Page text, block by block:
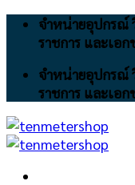
Skip
จำหน่ายอุปกรณ์
ราชการ และเอ
จำหน่ายอุปกรณ์
ราชการ และเอ